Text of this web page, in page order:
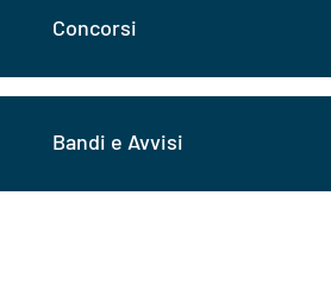
Concorsi
Bandi e Avvisi